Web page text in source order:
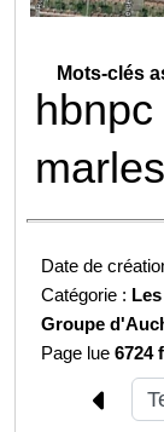
Mots-clés
hbnpc
marles
Date de
Catégorie :
Groupe
Page lue6724